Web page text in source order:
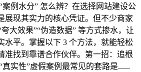
案例水分” 怎么辨？在选择网站建设公
展现其实力的核心凭证。但不少商家
夸大效果”“伪造数据” 等方式掺水，让
水平。掌握以下 3 个方法，就能轻松
准找到靠谱合作伙伴。第一招：追根
实性”虚假案例最常见的套路是......